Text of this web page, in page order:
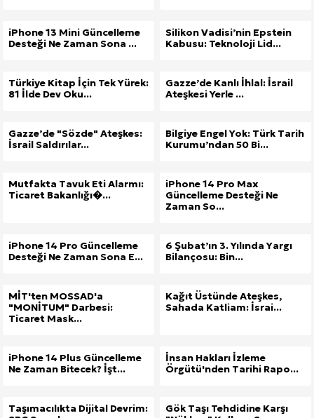
iPhone 13 Mini Güncelleme
Desteği Ne Zaman Sona ...
Silikon Vadisi’nin Epstein
Kabusu: Teknoloji Lid...
Türkiye Kitap İçin Tek Yürek:
81 İlde Dev Oku...
Gazze’de Kanlı İhlal: İsrail
Ateşkesi Yerle ...
Gazze’de "Sözde" Ateşkes:
İsrail Saldırılar...
Bilgiye Engel Yok: Türk Tarih
Kurumu’ndan 50 Bi...
Mutfakta Tavuk Eti Alarmı:
Ticaret Bakanlığı�...
iPhone 14 Pro Max
Güncelleme Desteği Ne
Zaman So...
iPhone 14 Pro Güncelleme
Desteği Ne Zaman Sona E...
6 Şubat’ın 3. Yılında Yargı
Bilançosu: Bin...
MİT'ten MOSSAD'a
"MONİTUM" Darbesi:
Ticaret Mask...
Kağıt Üstünde Ateşkes,
Sahada Katliam: İsrai...
iPhone 14 Plus Güncelleme
Ne Zaman Bitecek? İşt...
İnsan Hakları İzleme
Örgütü'nden Tarihi Rapo...
Taşımacılıkta Dijital Devrim:
Gök Taşı Tehdidine Karşı
Site İçi (On-Page) SEO Hizmeti: Web Sitenizin